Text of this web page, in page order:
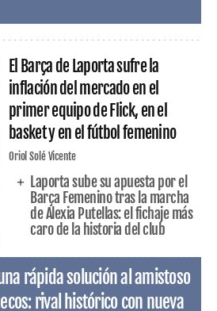
El Barça de Laporta sufre la
inflación del mercado en el
primer equipo de Flick, en el
basket y en el fútbol femenino
Oriol Solé Vicente
Laporta sube su apuesta por el
Barça Femenino tras la marcha
de Alexia Putellas: el fichaje más
caro de la historia del club
rápida solución al amistoso
rival histórico con nueva